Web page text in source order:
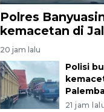
Polres
kemacetan di
20 jam lalu
Polisi
21 jam